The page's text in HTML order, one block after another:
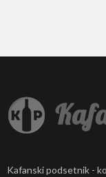
Kafanski podsetnik -